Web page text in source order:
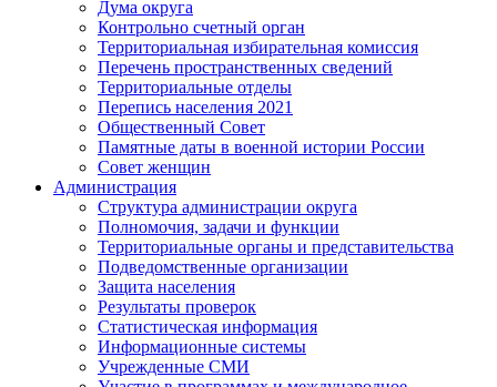
Дума округа
Контрольно счетный орган
Территориальная избирательная комиссия
Перечень пространственных сведений
Территориальные отделы
Перепись населения 2021
Общественный Совет
Памятные даты в военной истории России
Совет женщин
Администрация
Структура администрации округа
Полномочия, задачи и функции
Территориальные органы и представительства
Подведомственные организации
Защита населения
Результаты проверок
Статистическая информация
Информационные системы
Учрежденные СМИ